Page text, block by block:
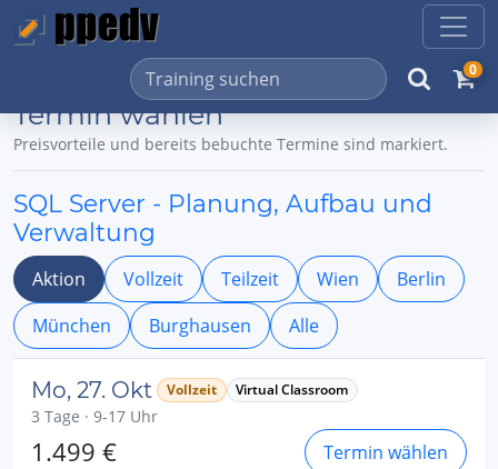
0
Termin wählen
Preisvorteile und bereits bebuchte Termine sind markiert.
SQL Server - Planung, Aufbau und
Verwaltung
Aktion Vollzeit Teilzeit Wien
Berlin
München
Burghausen Alle
Mo, 27. Okt Vollzeit Virtual Classroom
3 Tage · 9-17 Uhr
1.499 € Termin wählen